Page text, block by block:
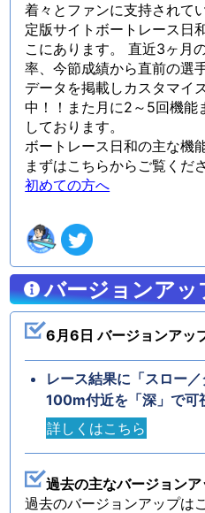
着々とファンに支持されて
定版サイトボートレース日
こにあります。 直近3ヶ月
率、今節成績から直前の選
データを掲載しカスタマイ
中！！また月に2～5回機能
しております。
ボートレース日和の主な機
まずはこちらからご覧くださ
初めての方へ
バージョンアッ
6月6日 バージョンアッ
レース結果に「スロー
100m付近を「深」で可
詳しくはこちら
過去の主なバージョンア
過去のバージョンアップは